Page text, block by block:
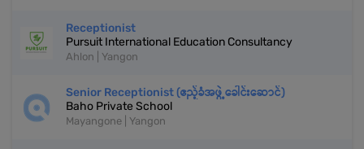
Receptionist
Pursuit International Education Consultancy
Ahlon | Yangon
Senior Receptionist (ဧည့်ခံအဖွဲ့ခေါင်းဆောင်)
Baho Private School
Mayangone | Yangon